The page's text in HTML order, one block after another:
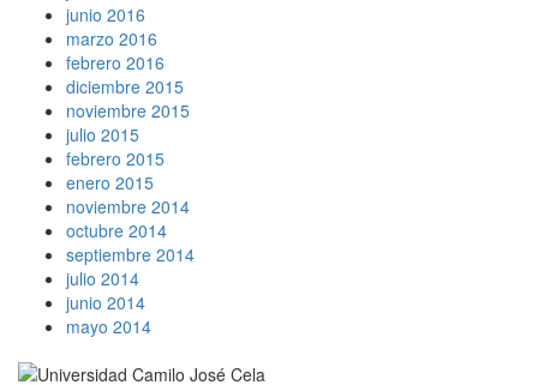
junio 2016
marzo 2016
febrero 2016
diciembre 2015
noviembre 2015
julio 2015
febrero 2015
enero 2015
noviembre 2014
octubre 2014
septiembre 2014
julio 2014
junio 2014
mayo 2014